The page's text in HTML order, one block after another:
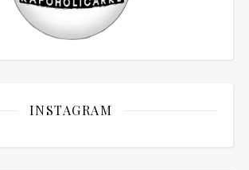
INSTAGRAM